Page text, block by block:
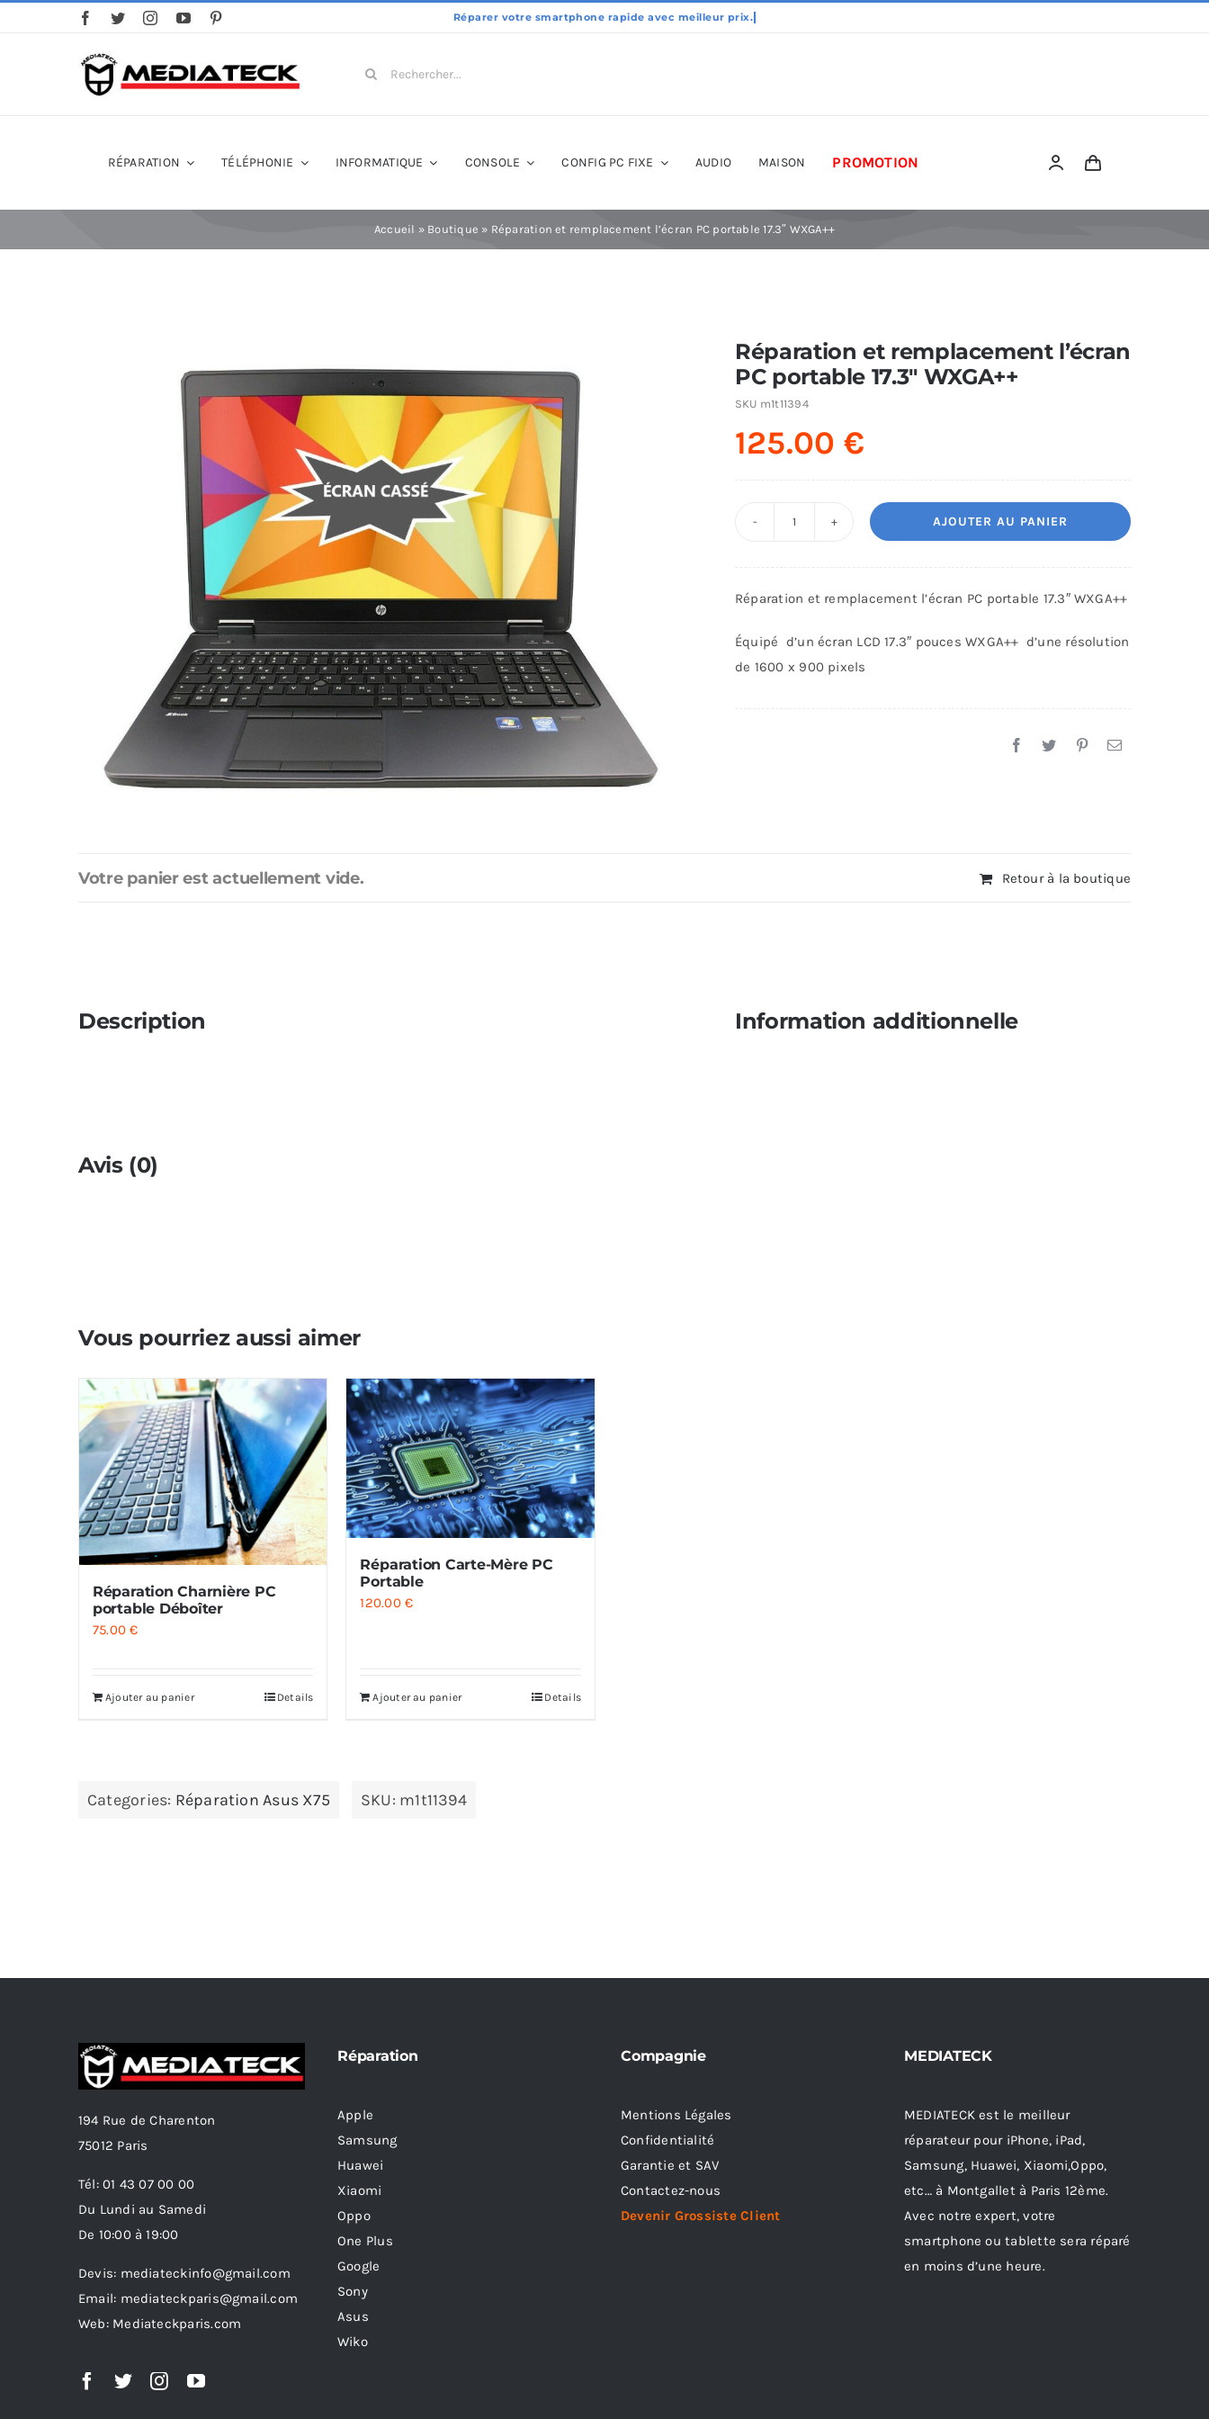
Search
RÉPARATION TÉLÉPHONIE INFORMATIQUE CONSOLE CONFIG PC FIXE AUDIO MAISON PROMOTION
Accueil » Boutique » Réparation et remplacement l’écran PC portable 17.3″ WXGA++
Réparation et remplacement l’écran
PC portable 17.3″ WXGA++
SKU m1t11394
125.00 €
et
remplacement
l’écran
AJOUTER AU PANIER
Réparation et remplacement l’écran PC portable 17.3″ WXGA++
Équipé d’un écran LCD 17.3″ pouces WXGA++ d’une résolution
de 1600 x 900 pixels
Votre panier est actuellement vide. Retour à la boutique
Description Information additionnelle
Avis (0)
Vous pourriez aussi aimer
Réparation Charnière PC
portable Déboîter
75.00€
Ajouter au panier Details
Réparation Carte-Mère PC
Portable
120.00€
Ajouter au panier Details
Categories: Réparation Asus X75 SKU: m1t11394
194 Rue de Charenton
75012 Paris
Tél: 01 43 07 00 00
Du Lundi au Samedi
De 10:00 à 19:00
Devis: mediateckinfo@gmail.com
Email: mediateckparis@gmail.com
Web: Mediateckparis.com
Réparation
Apple
Samsung
Huawei
Xiaomi
Oppo
One Plus
Google
Sony
Asus
Wiko
Compagnie
Mentions Légales
Confidentialité
Garantie et SAV
Contactez-nous
Devenir Grossiste Client
MEDIATECK
MEDIATECK est le meilleur
réparateur pour iPhone, iPad,
Samsung, Huawei, Xiaomi,Oppo,
etc… à Montgallet à Paris 12ème.
Avec notre expert, votre
smartphone ou tablette sera réparé
en moins d’une heure.